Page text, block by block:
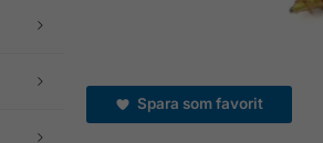
Spara som favorit